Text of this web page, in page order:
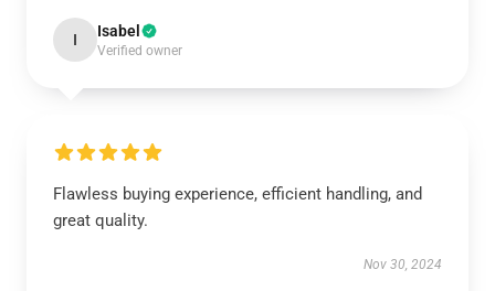
I Isabel
Verified owner
Flawless buying experience, efficient handling, and
great quality.
Nov 30, 2024